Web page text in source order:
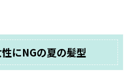
にNGの夏の髪型